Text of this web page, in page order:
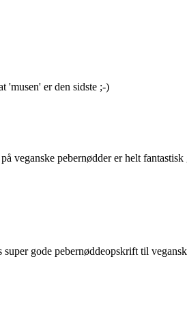
'musen' er den sidste ;-)
veganske pebernødder er helt
gode pebernøddeopskrift til